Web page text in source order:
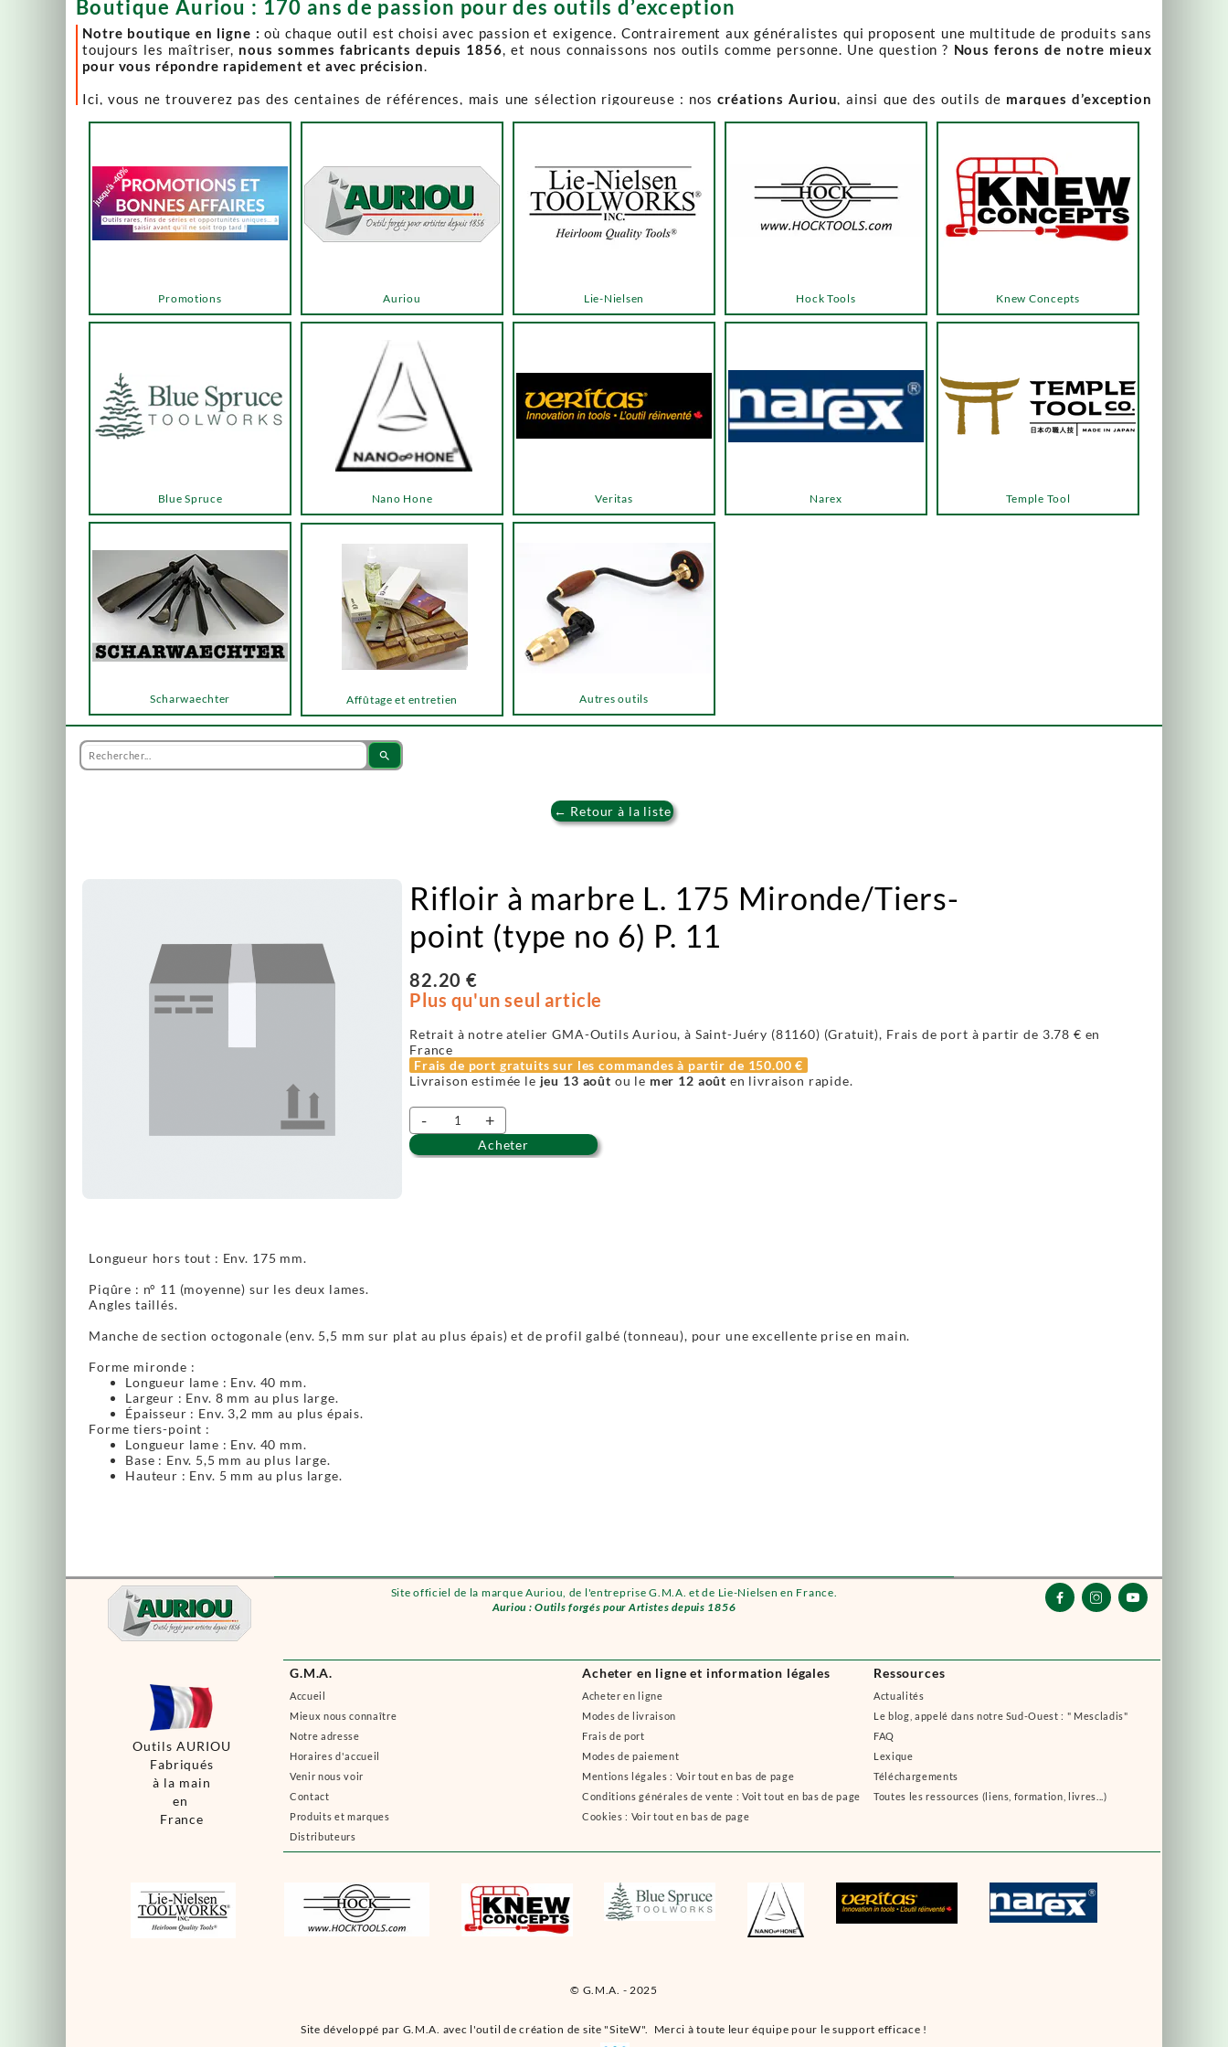
Site officiel de la marque Auriou, de l'entreprise G.M.A. et de Lie-Nielsen en France.
Auriou : Outils forgés pour Artistes depuis 1856
© G.M.A. - 2025
G.M.A.
Accueil
Mieux nous connaître
Notre adresse
Horaires d'accueil
Venir nous voir
Contact
Produits et marques
Distributeurs
Acheter en ligne et information légales
Acheter en ligne
Modes de livraison
Frais de port
Modes de paiement
Mentions légales : Voir tout en bas de page
Conditions générales de vente : Voit tout en bas de page
Cookies : Voir tout en bas de page
Ressources
Actualités
Le blog, appelé dans notre Sud-Ouest : " Mescladis"
FAQ
Lexique
Téléchargements
Toutes les ressources (liens, formation, livres...)
Site développé par G.M.A. avec l'outil de création de site "SiteW". Merci à toute leur équipe pour le support efficace !
  
Outils AURIOU
Fabriqués
à la main
en
France
Boutique Auriou : 170 ans de passion pour des outils d’exception
Notre boutique en ligne :où chaque outil est choisi avec passion et exigence. Contrairement aux généralistes qui proposent une multitude de produits sans
toujours les maîtriser, nous sommes fabricants depuis 1856, et nous connaissons nos outils comme personne. Une question ? Nous ferons de notre mieux
pour vous répondre rapidement et avec précision.
Ici, vous ne trouverez pas des centaines de références, mais une sélection rigoureuse : noscréations Auriou, ainsi que des outils de marques d’exception
accéder via les menus ou les boutons ci-dessous.
Un produit en rupture de stock ? Nous travaillons activement à son réapprovisionnement. Les délais peuvent varier, alors n’hésitez pas à nous contacter pour
en savoir plus.
En bas de cette page, découvrez l’intégralité de notre catalogue. Pour affiner votre recherche, utilisez les menus ou les boutons dédiés, qui vous mèneront
Lie-Nielsen Hock Tools
Promotions Knew Concepts
Auriou
Temple Tool
Blue Spruce Narex
Veritas
Nano Hone
Autres outils
Scharwaechter Affûtage et entretien
search
← Retour à la liste
Rifloir à marbre L. 175 Mironde/Tiers-
point (type no 6) P. 11
82.20 €
Plus qu'un seul article
Retrait à notre atelier GMA-Outils Auriou, à Saint-Juéry (81160) (Gratuit), Frais de port à partir de 3.78 € en
France
Frais de port gratuits sur les commandes à partir de 150.00 €
Livraison estimée le jeu 13 août ou le mer 12 août en livraison rapide.
- +
Acheter
Longueur hors tout : Env. 175 mm.
Piqûre : n° 11 (moyenne) sur les deux lames.
Angles taillés.
Manche de section octogonale (env. 5,5 mm sur plat au plus épais) et de profil galbé (tonneau), pour une excellente prise en main.
Forme mironde :
Longueur lame : Env. 40 mm.
Largeur : Env. 8 mm au plus large.
Épaisseur : Env. 3,2 mm au plus épais.
Forme tiers-point :
Longueur lame : Env. 40 mm.
Base : Env. 5,5 mm au plus large.
Hauteur : Env. 5 mm au plus large.